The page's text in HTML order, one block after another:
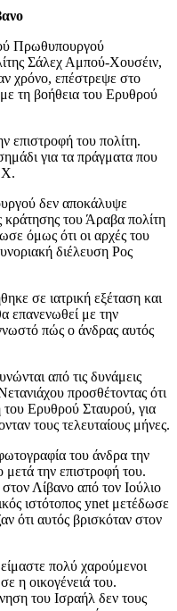
Πρωθυπουργού
Σάλεχ Αμπού-Χουσέιν,
χρόνο, επέστρεψε στο
τη βοήθεια του Ερυθρού
επιστροφή του πολίτη.
για τα πράγματα που
δεν αποκάλυψε
κράτησης του Άραβα πολίτη
όμως ότι οι αρχές του
διέλευση Ρος
σε ιατρική εξέταση και
επανενωθεί με την
πώς ο άνδρας αυτός
από τις δυνάμεις
προσθέτοντας ότι
του Ερυθρού Σταυρού, για
τους τελευταίους μήνες.
του άνδρα την
την επιστροφή του.
Λίβανο από τον Ιούλιο
ιστότοπος ynet μετέδωσε
ότι αυτός βρισκόταν στον
πολύ χαρούμενοι
η οικογένειά του.
του Ισραήλ δεν τους